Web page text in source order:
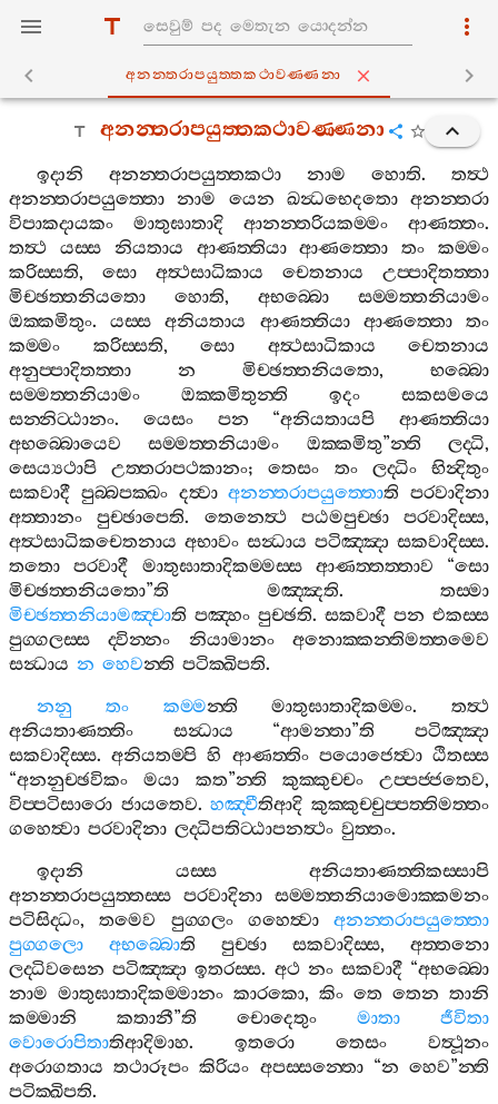
අනන‍්තරාපයුත‍්තකථාවණ‍්ණනා
අනන‍්තරාපයුත‍්තකථාවණ‍්ණනා
ඉදානි අනන‍්තරාපයුත‍්තකථා නාම හොති. තත්‍ථ
අනන‍්තරාපයුත‍්තො නාම යෙන ඛන්‍ධභෙදතො අනන‍්තරා
විපාකදායකං
මාතුඝාතාදි ආනන‍්තරියකම‍්මං ආණත‍්තං.
තත්‍ථ
යස‍්ස නියතාය ආණත‍්තියා ආණත‍්තො තං
කම‍්මං
කරිස‍්සති, සො අත්‍ථසාධිකාය චෙතනාය
උප‍්පාදිතත‍්තා
මිච‍්ඡත‍්තනියතො
හොති, අභබ‍්බො
සම‍්මත‍්තනියාමං
ඔක‍්කමිතුං.යස‍්ස අනියතාය ආණත‍්තියා ආණත‍්තො
තං
කම‍්මං
කරිස‍්සති, සො අත්‍ථසාධිකාය
චෙතනාය
අනුප‍්පාදිතත‍්තා
න මිච‍්ඡත‍්තනියතො, භබ‍්බො
සම‍්මත‍්තනියාමං
ඔක‍්කමිතුන‍්ති ඉදං
සකසමයෙ
සන‍්නිට‍්ඨානං. යෙසං පන “අනියතායපි
ආණත‍්තියා
අභබ‍්බොයෙව
සම‍්මත‍්තනියාමං ඔක‍්කමිතු”න‍්ති ලද‍්ධි,
සෙය්‍යථාපි
උත‍්තරාපථකානං;තෙසං තං ලද‍්ධිං
භින්‍දිතුං
සකවාදී පුබ‍්බපක‍්ඛං දත්‍වා අනන‍්තරාපයුත‍්තොති පරවාදිනා
අත‍්තානං
පුච‍්ඡාපෙති. තෙනෙත්‍ථ පඨමපුච‍්ඡා පරවාදිස‍්ස,
අත්‍ථසාධිකචෙතනාය අභාවං සන්‍ධාය පටිඤ‍්ඤා සකවාදිස‍්ස.
තතො
පරවාදී මාතුඝාතාදිකම‍්මස‍්ස ආණත‍්තත‍්තාව “සො
මිච‍්ඡත‍්තනියතො”ති මඤ‍්ඤති. තස‍්මා
මිච‍්ඡත‍්තනියාමඤ‍්චාති පඤ‍්හං පුච‍්ඡති. සකවාදී පන එකස‍්ස
පුග‍්ගලස‍්ස
ද‍්වින‍්නං නියාමානං
අනොක‍්කන‍්තිමත‍්තමෙව
සන්‍ධාය න හෙවන‍්ති පටික‍්ඛිපති.
නනු
තං කම‍්මන‍්ති මාතුඝාතාදිකම‍්මං. තත්‍ථ
අනියතාණත‍්තිං
සන්‍ධාය “ආමන‍්තා”ති
පටිඤ‍්ඤා
සකවාදිස‍්ස.අනියතම‍්පි හි ආණත‍්තිං පයොජෙත්‍වා ඨිතස‍්ස
“අනනුච‍්ඡවිකං මයා කත”න‍්ති කුක‍්කුච‍්චං උප‍්පජ‍්ජතෙව,
විප‍්පටිසාරො ජායතෙව.හඤ‍්චීතිආදි කුක‍්කුච‍්චුප‍්පත‍්තිමත‍්තං
ගහෙත්‍වා පරවාදිනා ලද‍්ධිපතිට‍්ඨාපනත්‍ථං වුත‍්තං.
ඉදානි
යස‍්ස
අනියතාණත‍්තිකස‍්සාපි
අනන‍්තරාපයුත‍්තස‍්ස පරවාදිනා සම‍්මත‍්තනියාමොක‍්කමනං
පටිසිද‍්ධං,තමෙව පුග‍්ගලං ගහෙත්‍වා
අනන‍්තරාපයුත‍්තො
පුග‍්ගලො
අභබ‍්බොති පුච‍්ඡා සකවාදිස‍්ස, අත‍්තනො
ලද‍්ධිවසෙන පටිඤ‍්ඤා ඉතරස‍්ස. අථ නං සකවාදී“අභබ‍්බො
නාම මාතුඝාතාදිකම‍්මානං කාරකො, කිං තෙ තෙන තානි
කම‍්මානි
කතානී”ති චොදෙතුං මාතා
ජීවිතා
වොරොපිතාතිආදිමාහ. ඉතරො තෙසං
වත්‍ථූනං
අරොගතාය තථාරූපං කිරියං අපස‍්සන‍්තො“න හෙව”න‍්ති
පටික‍්ඛිපති.